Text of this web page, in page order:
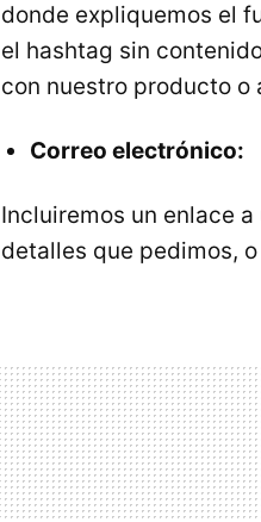
donde expliquemos el
el hashtag sin
con nuestro producto o
Correo electrónico:
Incluiremos un enlace
detalles que pedimos,